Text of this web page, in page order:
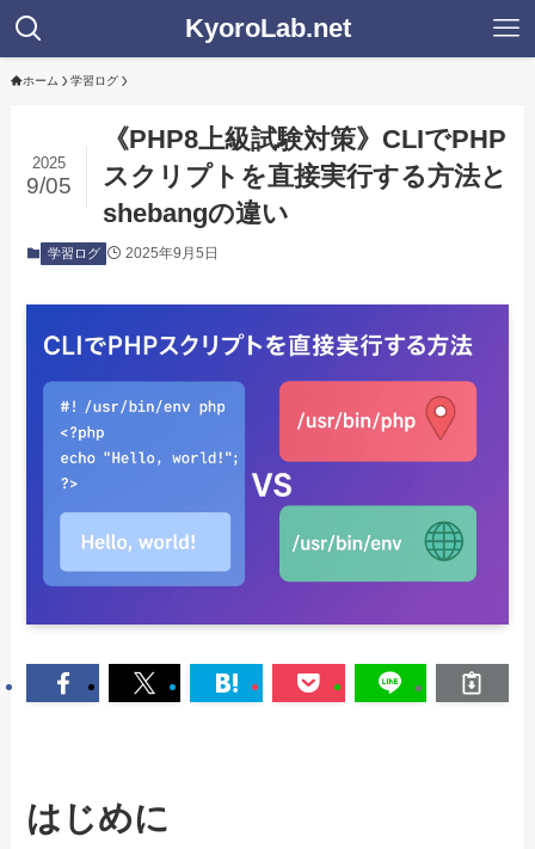
KyoroLab.net
ホーム 学習ログ
《PHP8上級試験対策》CLIでPHP
スクリプトを直接実行する方法と
shebangの違い
2025
9/05
学習ログ 2025年9月5日
はじめに